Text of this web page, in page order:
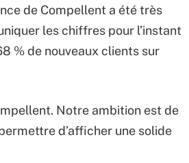
de Compellent a été très
les chiffres pour l’instant
% de nouveaux clients sur
Notre ambition est de
d’afficher une solide